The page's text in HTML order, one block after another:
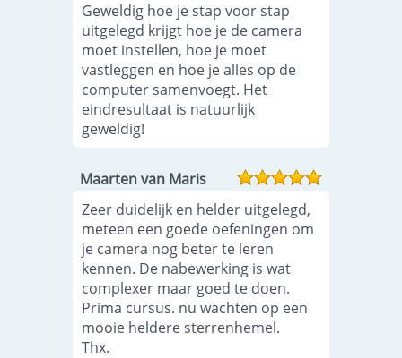
Geweldig hoe je stap voor stap
uitgelegd krijgt hoe je de camera
moet instellen, hoe je moet
vastleggen en hoe je alles op de
computer samenvoegt. Het
eindresultaat is natuurlijk
geweldig!
Maarten van Maris
Zeer duidelijk en helder uitgelegd,
meteen een goede oefeningen om
je camera nog beter te leren
kennen. De nabewerking is wat
complexer maar goed te doen.
Prima cursus. nu wachten op een
mooie heldere sterrenhemel.
Thx.